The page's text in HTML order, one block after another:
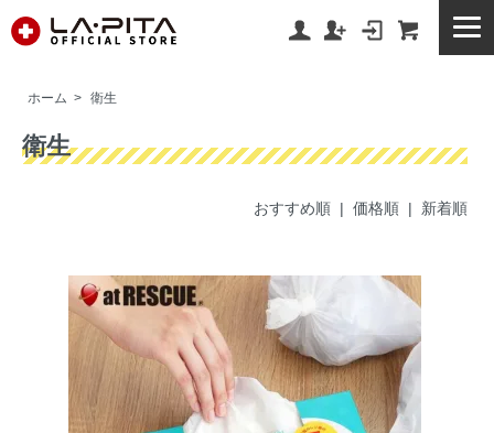
ホーム > 衛生
衛生
おすすめ順 | 価格順| 新着順